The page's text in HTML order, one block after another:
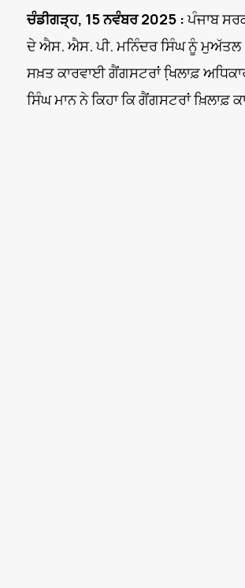
ਚੰਡੀਗੜ੍ਹ, 15 ਨਵੰਬਰ 2025 :ਪੰਜਾਬ
ਦੇ ਐਸ. ਐਸ. ਪੀ. ਮਨਿੰਦਰ ਸਿੰਘ ਨੂੰ ਮੁਅੱਤਲ
ਸਖ਼ਤ ਕਾਰਵਾਈ ਗੈਂਗਸਟਰਾਂ ਖਿ਼ਲਾਫ਼
ਸਿੰਘ ਮਾਨ ਨੇ ਕਿਹਾ ਕਿ ਗੈਂਗਸਟਰਾਂ ਖ਼ਿਲਾਫ਼